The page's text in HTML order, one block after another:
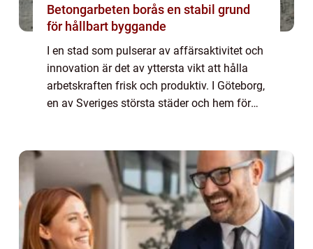
Betongarbeten borås en stabil grund
för hållbart byggande
I en stad som pulserar av affärsaktivitet och
innovation är det av yttersta vikt att hålla
arbetskraften frisk och produktiv. I Göteborg,
en av Sveriges största städer och hem för